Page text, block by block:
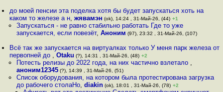
до моей пенсии эта поделка хотя бы будет запускаться хоть на
каком то железе а н,жявамэн (ok), 14:24 , 31-Май-26, (44) +1
Запускаться - не равно стабильно работать Где то уже
запускается, если повезёт, Аноним (97), 23:32 , 31-Май-26, (107)
Всё так же запускается на виртуалках только У меня парк железа от
первопней до ,Otaku (?), 14:31 , 31-Май-26, (48) +2
Потесть релизы до 2022 года, на них частично взлетало ,
аноним12345(?), 14:39 , 31-Май-26, (51)
Список оборудования, на котором была протестирована загрузка
до рабочего столаНо, diakin(ok), 18:01 , 31-Май-26, (78) +2